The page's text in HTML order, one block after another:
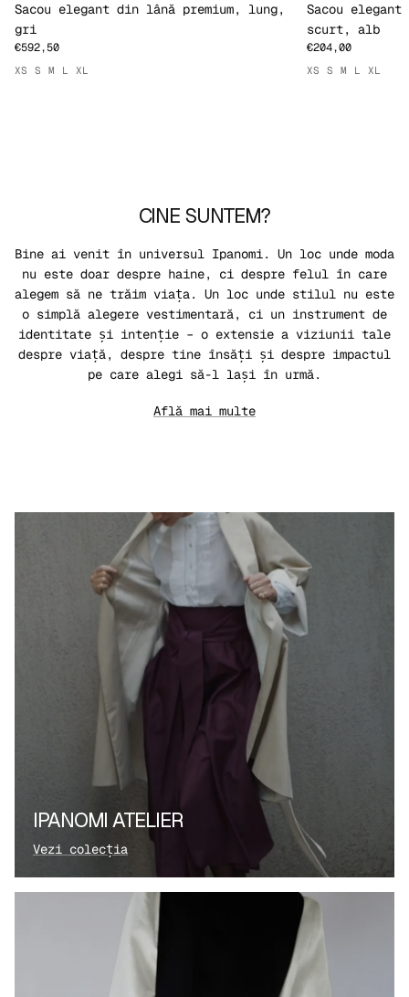
Sacou elegant din lână premium, lung,
gri
€592,50
XS S M L XL
Sacou
scurt, alb
€204,00
XS S M L XL
CINE SUNTEM?
Bine ai venit în universul Ipanomi. Un loc unde moda
nu este doar despre haine, ci despre felul în care
alegem să ne trăim viața. Un loc unde stilul nu este
o simplă alegere vestimentară, ci un instrument de
identitate și intenție – o extensie a viziunii tale
despre viață, despre tine însăți și despre impactul
pe care alegi să-l lași în urmă.
Află mai multe
IPANOMI ATELIER
Vezi colecția